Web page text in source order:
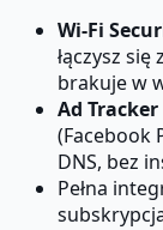
Wi-Fi
łączysz
brakuje w
Ad
(Facebook
DNS, bez
Pełna